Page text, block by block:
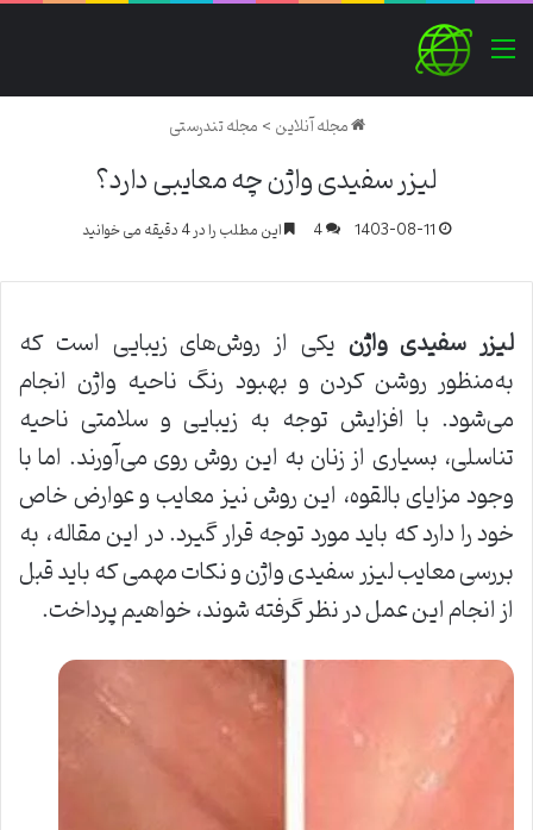
منو
مجله آنلاین>مجله تندرستی
لیزر سفیدی واژن چه معایبی دارد؟
1403-08-11
4 این مطلب را در 4 دقیقه می خوانید
لیزر سفیدی واژن یکی از روش‌های زیبایی است که
به‌منظور روشن کردن و بهبود رنگ ناحیه واژن انجام
می‌شود. با افزایش توجه به زیبایی و سلامتی ناحیه
تناسلی، بسیاری از زنان به این روش روی می‌آورند. اما با
وجود مزایای بالقوه، این روش نیز معایب و عوارض خاص
خود را دارد که باید مورد توجه قرار گیرد. در این مقاله، به
بررسی معایب لیزر سفیدی واژن و نکات مهمی که باید قبل
از انجام این عمل در نظر گرفته شوند، خواهیم پرداخت.